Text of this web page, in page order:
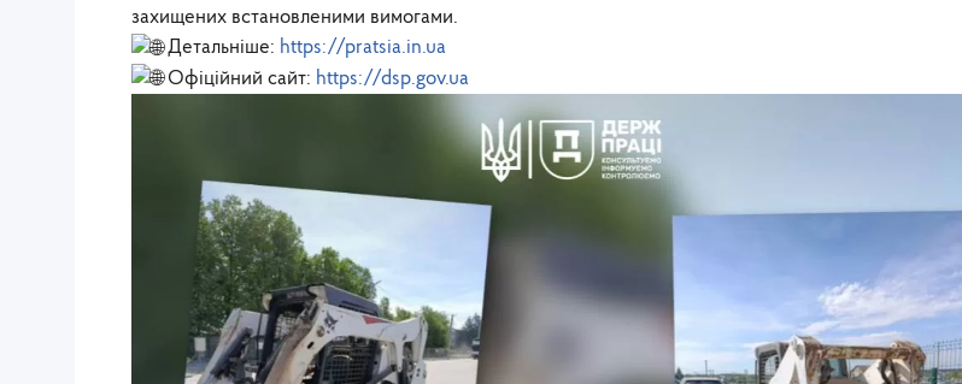
захищених встановленими вимогами.
Детальніше: https://pratsia.in.ua
Офіційний сайт: https://dsp.gov.ua